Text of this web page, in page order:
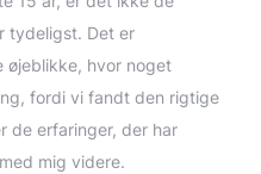
tydeligst. Det er
øjeblikke, hvor noget
fordi vi fandt den rigtige
de erfaringer, der har
mig videre.